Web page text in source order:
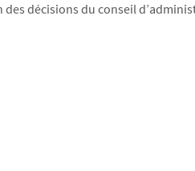
décisions du conseil